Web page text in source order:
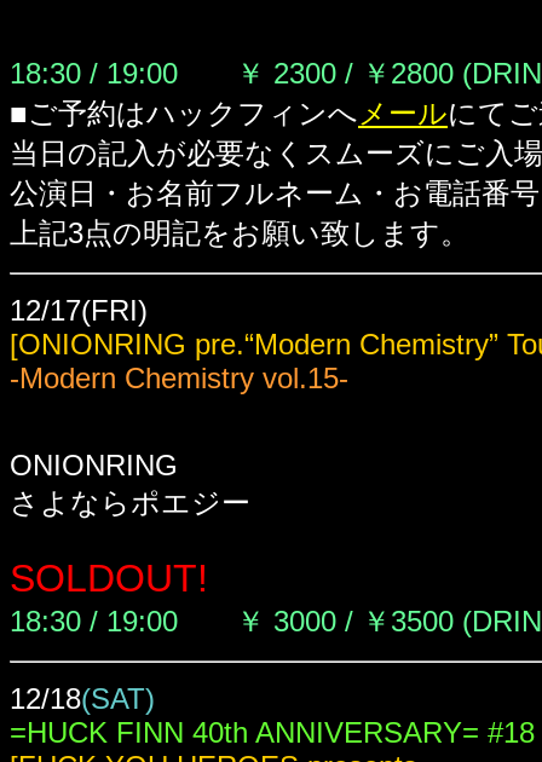
18:30 / 19:00 ￥ 2300 / ￥2800
■ご予約はハックフィンへ メールにて
当日の記入が必要なくスムーズにご入
公演日・お名前フルネーム・お電話番号
上記3点の明記をお願い致します。
12/17(FRI)
[ONIONRING pre.“Modern Chemistry”
-Modern Chemistry vol.15-
ONIONRING
さよならポエジー
SOLDOUT!
18:30 / 19:00 ￥ 3000 / ￥3500
12/18(SAT)
=HUCK FINN 40th ANNIVERSARY= #18